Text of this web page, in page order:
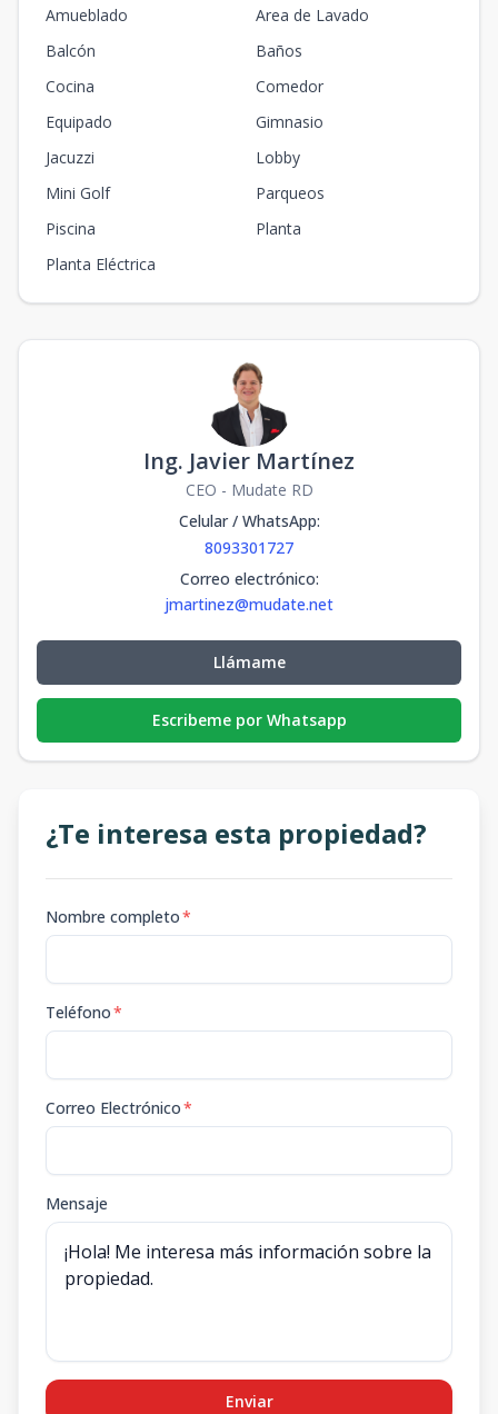
Amueblado
Area de Lavado
Balcón
Baños
Cocina
Comedor
Equipado
Gimnasio
Jacuzzi
Lobby
Mini Golf
Parqueos
Piscina
Planta
Planta Eléctrica
Ing. Javier Martínez
CEO - Mudate RD
Celular / WhatsApp:
8093301727
Correo electrónico:
jmartinez@mudate.net
Llámame
Escribeme por Whatsapp
¿Te interesa esta propiedad?
Nombre completo*
Teléfono*
Correo Electrónico*
Mensaje
Enviar